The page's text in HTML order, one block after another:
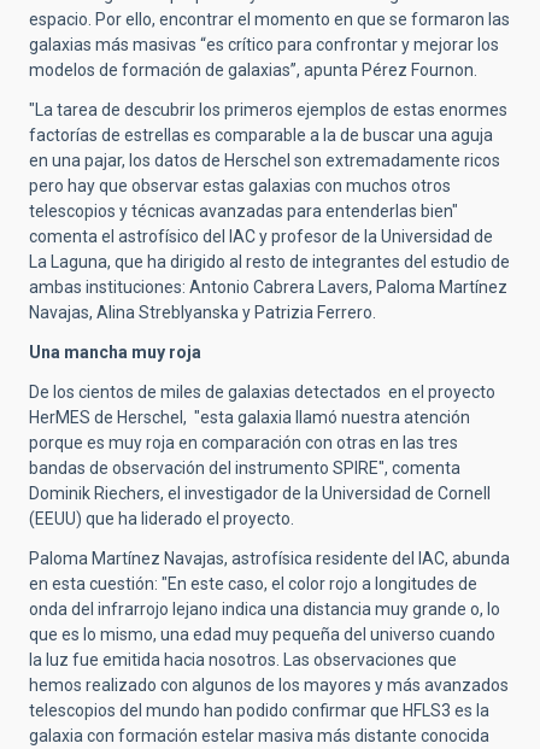
espacio. Por ello, encontrar el momento en que se formaron las
galaxias más masivas “es crítico para confrontar y mejorar los
modelos de formación de galaxias”, apunta Pérez Fournon.
"La tarea de descubrir los primeros ejemplos de estas enormes
factorías de estrellas es comparable a la de buscar una aguja
en una pajar, los datos de Herschel son extremadamente ricos
pero hay que observar estas galaxias con muchos otros
telescopios y técnicas avanzadas para entenderlas bien"
comenta el astrofísico del IAC y profesor de la Universidad de
La Laguna, que ha dirigido al resto de integrantes del estudio de
ambas instituciones: Antonio Cabrera Lavers, Paloma Martínez
Navajas, Alina Streblyanska y Patrizia Ferrero.
Una mancha muy roja
De los cientos de miles de galaxias detectados en el proyecto
HerMES de Herschel, "esta galaxia llamó nuestra atención
porque es muy roja en comparación con otras en las tres
bandas de observación del instrumento SPIRE", comenta
Dominik Riechers, el investigador de la Universidad de Cornell
(EEUU) que ha liderado el proyecto.
Paloma Martínez Navajas, astrofísica residente del IAC, abunda
en esta cuestión: "En este caso, el color rojo a longitudes de
onda del infrarrojo lejano indica una distancia muy grande o, lo
que es lo mismo, una edad muy pequeña del universo cuando
la luz fue emitida hacia nosotros. Las observaciones que
hemos realizado con algunos de los mayores y más avanzados
telescopios del mundo han podido confirmar que HFLS3 es la
galaxia con formación estelar masiva más distante conocida